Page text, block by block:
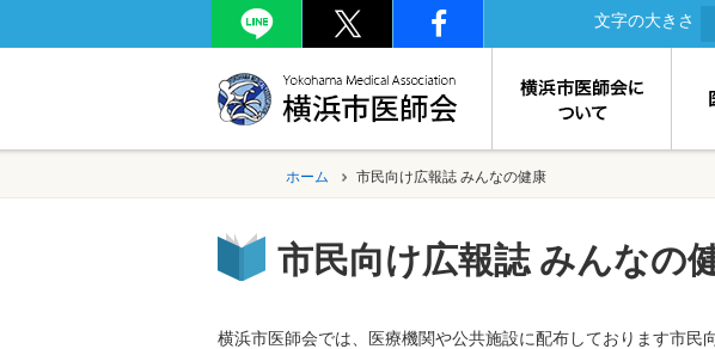
文字の大きさ
ホーム 市民向け広報誌 みんなの健康
市民向け広報誌 みんなの
横浜市医師会では、医療機関や公共施設に配布しております市